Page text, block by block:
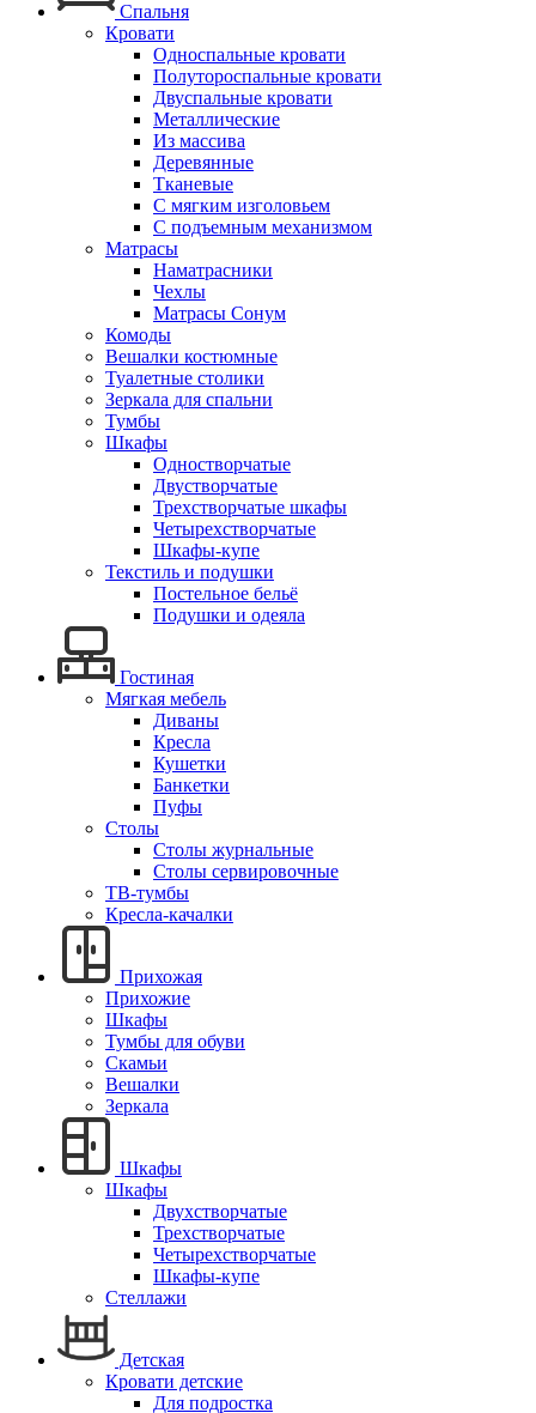
Спальня
Кровати
Односпальные кровати
Полутороспальные кровати
Двуспальные кровати
Металлические
Из массива
Деревянные
Тканевые
С мягким изголовьем
С подъемным механизмом
Матрасы
Наматрасники
Чехлы
Матрасы Сонум
Комоды
Вешалки костюмные
Туалетные столики
Зеркала для спальни
Тумбы
Шкафы
Одностворчатые
Двустворчатые
Трехстворчатые шкафы
Четырехстворчатые
Шкафы-купе
Текстиль и подушки
Постельное бельё
Подушки и одеяла
Гостиная
Мягкая мебель
Диваны
Кресла
Кушетки
Банкетки
Пуфы
Столы
Столы журнальные
Столы сервировочные
ТВ-тумбы
Кресла-качалки
Прихожая
Прихожие
Шкафы
Тумбы для обуви
Скамьи
Вешалки
Зеркала
Шкафы
Шкафы
Двухстворчатые
Трехстворчатые
Четырехстворчатые
Шкафы-купе
Стеллажи
Детская
Кровати детские
Для подростка